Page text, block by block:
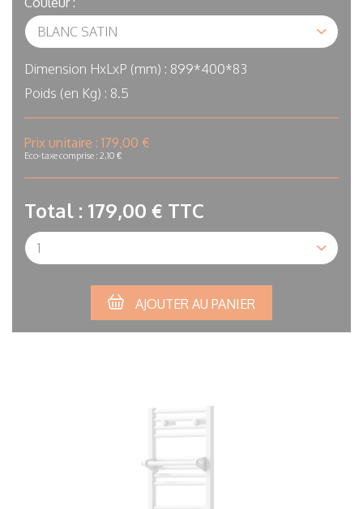
Dimension HxLxP (mm) : 899*400*83
Poids (en Kg) : 8.5
In
stock
Prix unitaire : 179,00 €
Eco-taxe comprise : 2,10 €
Total : 179,00 € TTC
Qté
AJOUTER AU PANIER